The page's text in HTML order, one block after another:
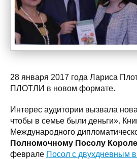
28 января 2017 года Лариса
ПЛОТЛИ в новом формате.
Интерес аудитории вызвала
чтобы в семье были деньги».
Международного
Полномочному Посолу
феврале Посол с двухдневным